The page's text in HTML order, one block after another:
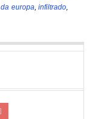
europa,infiltrado,